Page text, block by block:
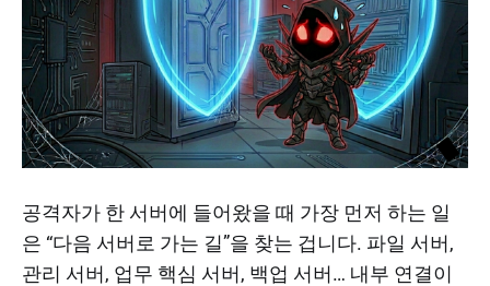
공격자가 한 서버에 들어왔을 때 가장 먼저 하는 일
은 “다음 서버로 가는 길”을 찾는 겁니다. 파일 서버,
관리 서버, 업무 핵심 서버, 백업 서버… 내부 연결이